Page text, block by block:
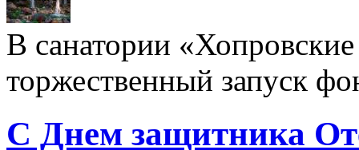
В санатории «Хопровские
торжественный запуск
С Днем защитника